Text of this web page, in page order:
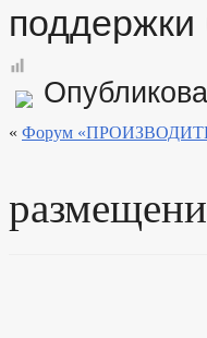
поддержки
« Форум